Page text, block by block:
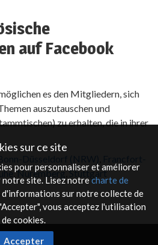
auf Facebook
es den Mitgliedern, sich
auszutauschen und
zu erhalten, die in ihrer
,Nuremberg,Stuttgart
sur ce site
pour personnaliser et améliorer
site. Lisez notrecharte de
d'informations sur notre collecte de
vous acceptez l'utilisation
de cookies.
Accepter